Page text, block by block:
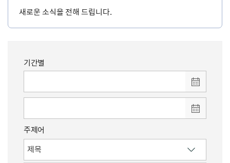
새로운 소식을 전해 드립니다.
기간별
주제어